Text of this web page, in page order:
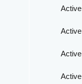
Active
Active
Active
Active